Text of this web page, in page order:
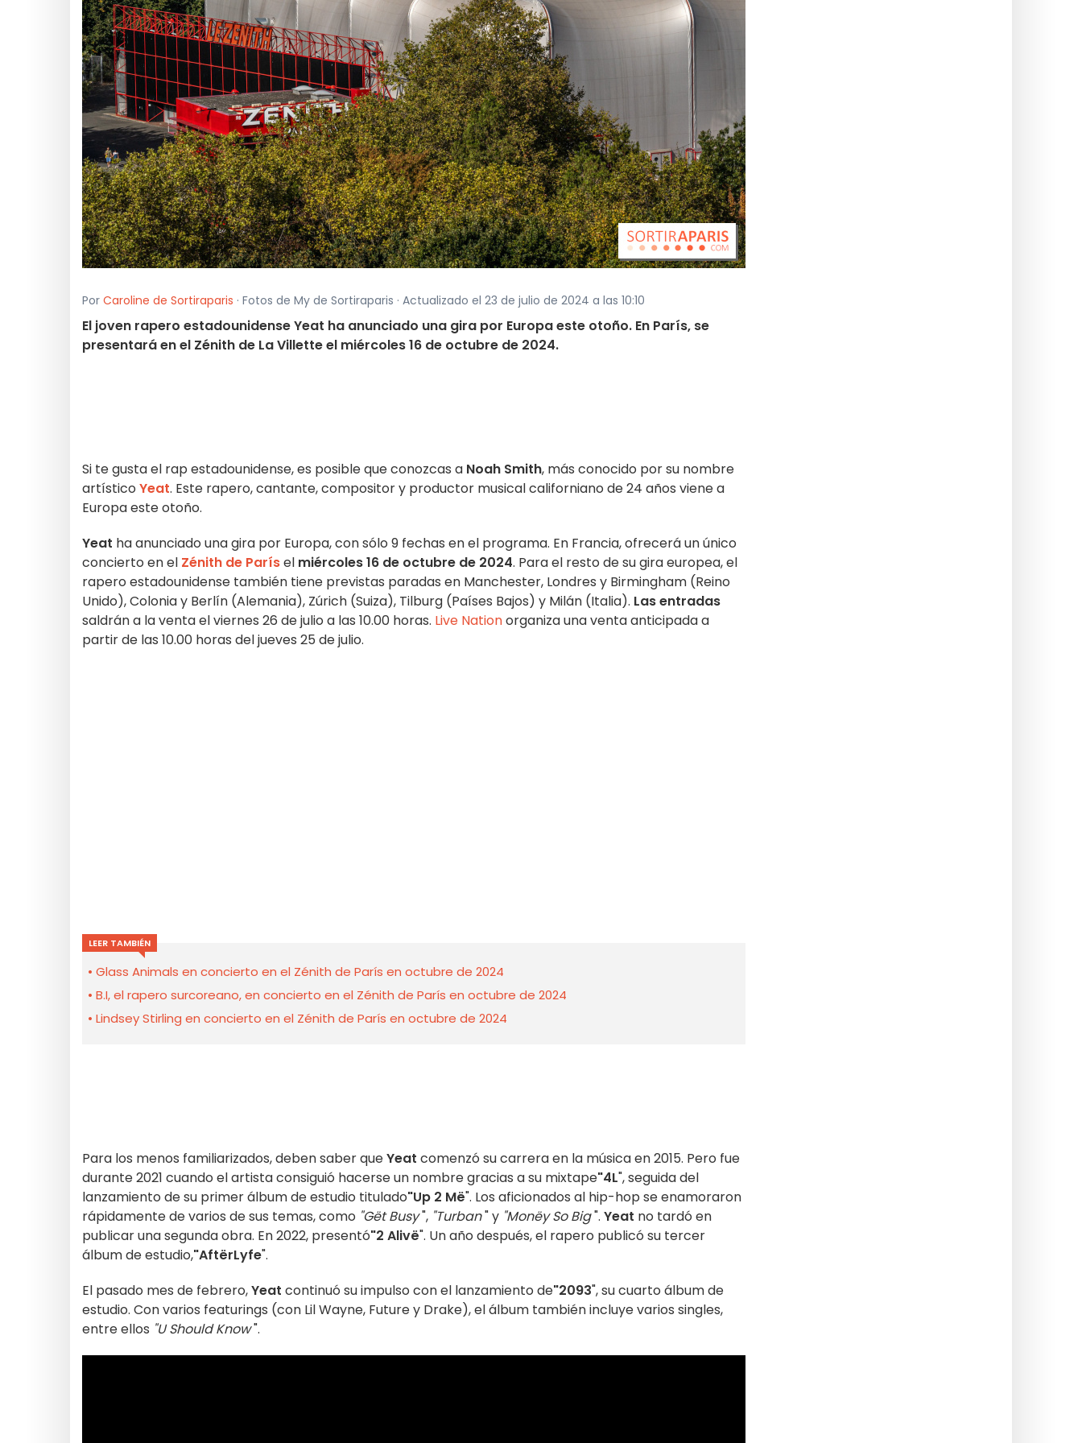
Por Caroline de Sortiraparis · Fotos de My de Sortiraparis · Actualizado el 23 de julio de 2024 a las 10:10
El joven rapero estadounidense Yeat ha anunciado una gira por Europa este otoño. En París, se
presentará en el Zénith de La Villette el miércoles 16 de octubre de 2024.
Si te gusta el rap estadounidense, es posible que conozcas a Noah Smith, más conocido por su nombre
artístico Yeat. Este rapero, cantante, compositor y productor musical californiano de 24 años viene a
Europa este otoño.
Yeat ha anunciado una gira por Europa, con sólo 9 fechas en el programa. En Francia, ofrecerá un único
concierto en el Zénith de Parísel miércoles 16 de octubre de 2024. Para el resto de su gira europea, el
rapero estadounidense también tiene previstas paradas en Manchester, Londres y Birmingham (Reino
Unido), Colonia y Berlín (Alemania), Zúrich (Suiza), Tilburg (Países Bajos) y Milán (Italia). Las entradas
saldrán a la venta el viernes 26 de julio a las 10.00 horas. Live Nationorganiza una venta anticipada a
partir de las 10.00 horas del jueves 25 de julio.
LEER TAMBIÉN
Glass Animals en concierto en el Zénith de París en octubre de 2024
B.I, el rapero surcoreano, en concierto en el Zénith de París en octubre de 2024
Lindsey Stirling en concierto en el Zénith de París en octubre de 2024
Para los menos familiarizados, deben saber queYeat comenzó su carrera en la música en 2015. Pero fue
durante 2021 cuando el artista consiguió hacerse un nombre gracias a su mixtape"4L", seguida del
lanzamiento de su primer álbum de estudio titulado"Up 2 Më". Los aficionados al hip-hop se enamoraron
rápidamente de varios de sus temas, como "Gët Busy", "Turban" y "Monëy So Big". Yeat no tardó en
publicar una segunda obra. En 2022, presentó"2 Alivë". Un año después, el rapero publicó su tercer
álbum de estudio,"AftërLyfe".
El pasado mes de febrero,Yeat continuó su impulso con el lanzamiento de"2093", su cuarto álbum de
estudio. Con varios featurings (con Lil Wayne, Future y Drake), el álbum también incluye varios singles,
entre ellos "U Should Know".